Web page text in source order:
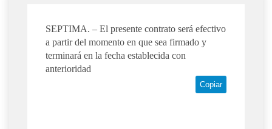
SEPTIMA. – El presente contrato será efectivo
a partir del momento en que sea firmado y
terminará en la fecha establecida con
anterioridad
Copiar